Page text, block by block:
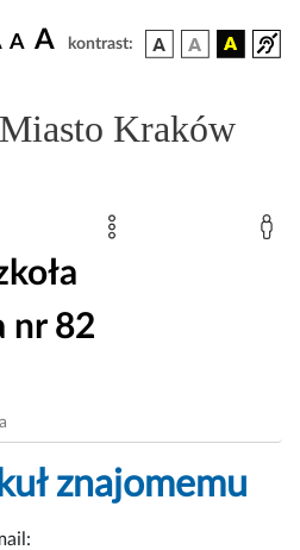
A A kontrast:
Miasto Kraków
nr 82
znajomemu